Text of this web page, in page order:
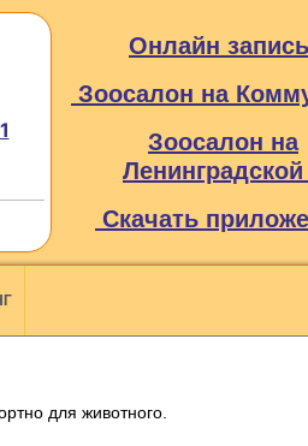
Онлайн
Зоосалон на
Зоосалон на
Ленинградской
Скачать
для животного.